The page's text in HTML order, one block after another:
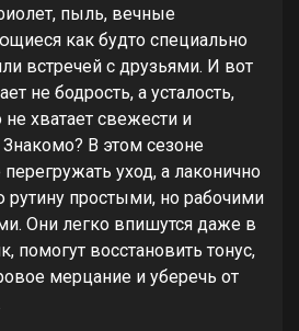
пыль, вечные
как будто специально
встречей с друзьями. И вот
не бодрость, а усталость,
хватает свежести и
Знакомо? В этом сезоне
уход, а лаконично
рутину простыми, но рабочими
Они легко впишутся даже в
помогут восстановить тонус,
мерцание и уберечь от